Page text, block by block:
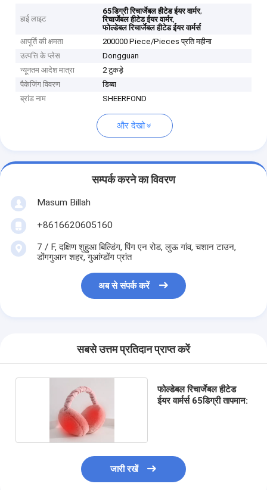
हाई लाइट
65डिग्री रिचार्जेबल हीटेड ईयर वार्मर,
रिचार्जेबल हीटेड ईयर वार्मर,
फोल्डेबल रिचार्जेबल हीटेड ईयर वार्मर्स
आपूर्ति की क्षमता
200000 Piece/Pieces प्रति महीना
उत्पत्ति के प्लेस
Dongguan
न्यूनतम आदेश मात्रा
2 टुकड़े
पैकेजिंग विवरण
डिब्बा
ब्रांड नाम
SHEERFOND
और देखो
सम्पर्क करने का विवरण
Masum Billah
+8616620605160
7 / F, दक्षिण शुहुआ बिल्डिंग, पिंग एन रोड, लुऊ गांव, चशान टाउन,
डोंगगुआन शहर, गुआंग्डोंग प्रांत
अब से संपर्क करें
सबसे उत्तम प्रतिदान प्राप्त करें
फोल्डेबल रिचार्जेबल हीटेड
ईयर वार्मर्स 65डिग्री तापमान:
जारी रखें